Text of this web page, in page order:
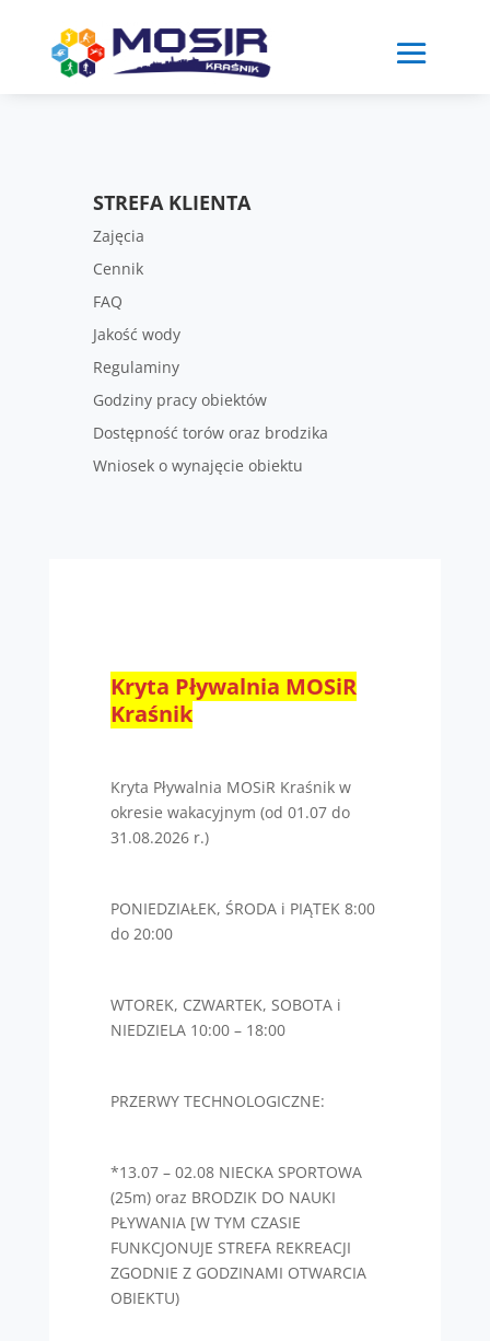
content
STREFA KLIENTA
Zajęcia
Cennik
FAQ
Jakość wody
Regulaminy
Godziny pracy obiektów
Dostępność torów oraz brodzika
Wniosek o wynajęcie obiektu
Kryta Pływalnia MOSiR
Kraśnik
Kryta Pływalnia MOSiR Kraśnik w
okresie wakacyjnym (od 01.07 do
31.08.2026 r.)
PONIEDZIAŁEK, ŚRODA i PIĄTEK 8:00
do 20:00
WTOREK, CZWARTEK, SOBOTA i
NIEDZIELA 10:00 – 18:00
PRZERWY TECHNOLOGICZNE:
*13.07 – 02.08 NIECKA SPORTOWA
(25m) oraz BRODZIK DO NAUKI
PŁYWANIA [W TYM CZASIE
FUNKCJONUJE STREFA REKREACJI
ZGODNIE Z GODZINAMI OTWARCIA
OBIEKTU)